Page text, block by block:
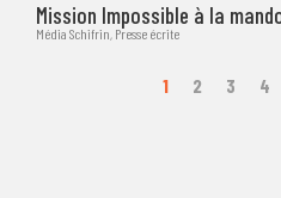
Mission Impossible à la
Média Schifrin, Presse écrite
1 2 3 4